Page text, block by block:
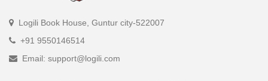
Logili Book House, Guntur city-522007
+91 9550146514
Email: support@logili.com